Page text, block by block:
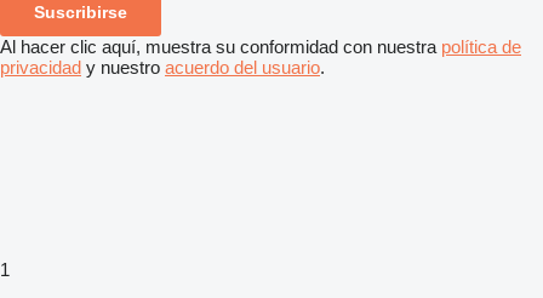
Suscribirse
Al hacer clic aquí, muestra su conformidad con nuestra política de
privacidad y nuestro acuerdo del usuario.
1